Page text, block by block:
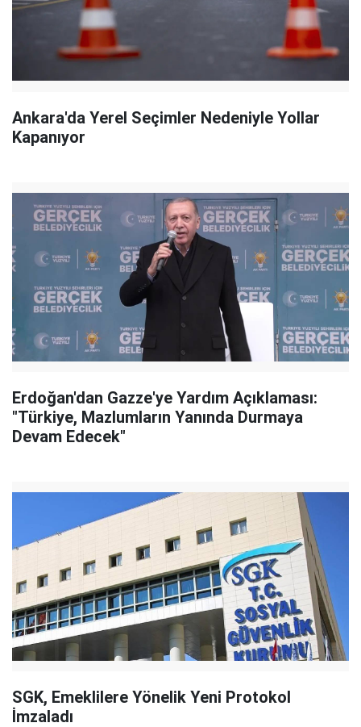
Ankara'da Yerel Seçimler Nedeniyle Yollar
Kapanıyor
Erdoğan'dan Gazze'ye Yardım Açıklaması:
"Türkiye, Mazlumların Yanında Durmaya
Devam Edecek"
SGK, Emeklilere Yönelik Yeni Protokol
İmzaladı